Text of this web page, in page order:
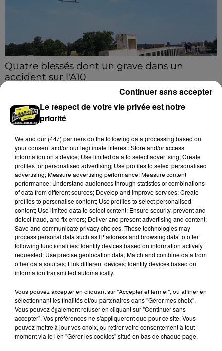
Quatre blessés dont un grave dans un
accident sur l'A10
Le choc a eu lieu dans la matinée, vendredi 7 août à
A LA UNE
Quatre blessés dont un grave dans un
accident sur l'A10
Le choc a eu lieu dans la matinée, vendredi 7 août à
hauteur de Sainville en direction d'Orléans.
LE GRAND FORMAT
Le respect de votre vie privée est notre
priorité
We and our (447) partnersdo the following data processing based on
your consent and/or our legitimate interest: Store and/or access
information on a device; Use limited data to select advertising; Create
profiles for personalised advertising; Use profiles to select personalised
advertising; Measure advertising performance; Measure content
performance; Understand audiences through statistics or combinations
of data from different sources; Develop and improve services; Create
profiles to personalise content; Use profiles to select personalised
content; Use limited data to select content; Ensure security, prevent and
detect fraud, and fix errors; Deliver and present advertising and content;
Save and communicate privacy choices. These technologies may
process personal data such as IP address and browsing data to offer
following functionalities: Identify devices based on information actively
requested; Use precise geolocation data; Match and combine data from
other data sources; Link different devices; Identify devices based on
information transmitted automatically.
Vous pouvez accepter en cliquant sur "Accepter et fermer", ou affiner en
sélectionnant les finalités et/ou partenaires dans "Gérer mes choix".
Vous pouvez également refuser en cliquant sur "Continuer sans
accepter". Vos préférences ne s'appliqueront que pour ce site. Vous
pouvez mettre à jour vos choix, ou retirer votre consentement à tout
moment via le lien "Gérer les cookies" situé en bas de chaque page.
Continuer sans accepter